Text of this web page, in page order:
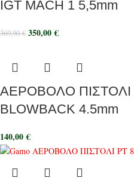
IGT MACH 1 5,5mm
369,90€ 350,00€
ΑΕΡΟΒΟΛΟ ΠΙΣΤΟΛΙ
BLOWBACK 4.5mm
140,00€